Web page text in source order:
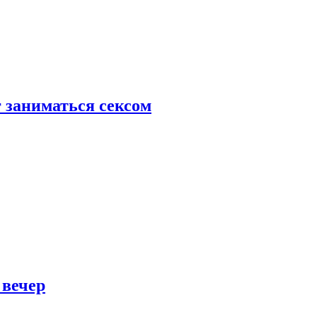
сексом